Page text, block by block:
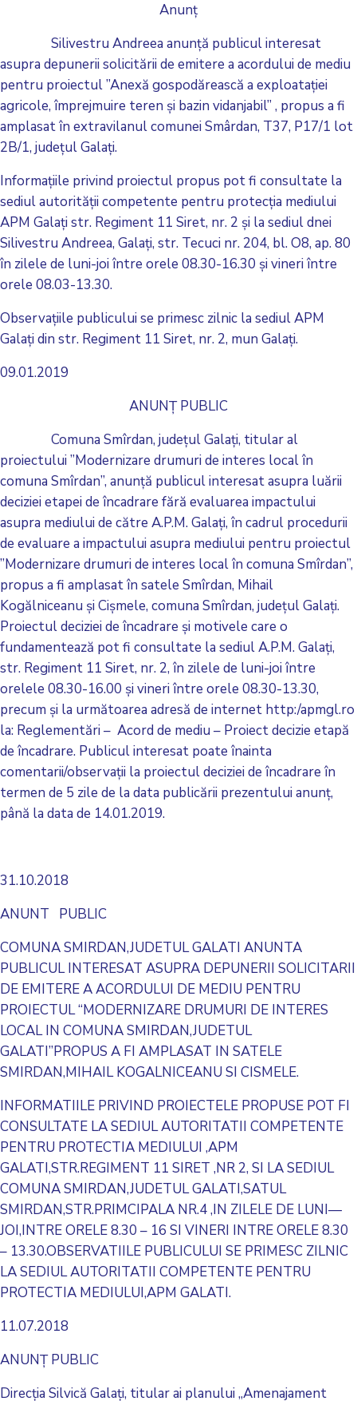
Anunț
Silivestru Andreea anunță publicul interesat
asupra depunerii solicitării de emitere a acordului de mediu
pentru proiectul ”Anexă gospodărească a exploatației
agricole, împrejmuire teren și bazin vidanjabil” , propus a fi
amplasat în extravilanul comunei Smârdan, T37, P17/1 lot
2B/1, județul Galați.
Informațiile privind proiectul propus pot fi consultate la
sediul autorității competente pentru protecția mediului
APM Galați str. Regiment 11 Siret, nr. 2 și la sediul dnei
Silivestru Andreea, Galați, str. Tecuci nr. 204, bl. O8, ap. 80
în zilele de luni-joi între orele 08.30-16.30 și vineri între
orele 08.03-13.30.
Observațiile publicului se primesc zilnic la sediul APM
Galați din str. Regiment 11 Siret, nr. 2, mun Galați.
09.01.2019
ANUNȚ PUBLIC
Comuna Smîrdan, județul Galați, titular al
proiectului ”Modernizare drumuri de interes local în
comuna Smîrdan”, anunță publicul interesat asupra luării
deciziei etapei de încadrare fără evaluarea impactului
asupra mediului de către A.P.M. Galați, în cadrul procedurii
de evaluare a impactului asupra mediului pentru proiectul
”Modernizare drumuri de interes local în comuna Smîrdan”,
propus a fi amplasat în satele Smîrdan, Mihail
Kogălniceanu și Cișmele, comuna Smîrdan, județul Galați.
Proiectul deciziei de încadrare și motivele care o
fundamentează pot fi consultate la sediul A.P.M. Galați,
str. Regiment 11 Siret, nr. 2, în zilele de luni-joi între
orelele 08.30-16.00 și vineri între orele 08.30-13.30,
precum și la următoarea adresă de internet http:/apmgl.ro
la: Reglementări – Acord de mediu – Proiect decizie etapă
de încadrare. Publicul interesat poate înainta
comentarii/observații la proiectul deciziei de încadrare în
termen de 5 zile de la data publicării prezentului anunț,
până la data de 14.01.2019.
31.10.2018
ANUNT PUBLIC
COMUNA SMIRDAN,JUDETUL GALATI ANUNTA
PUBLICUL INTERESAT ASUPRA DEPUNERII SOLICITARII
DE EMITERE A ACORDULUI DE MEDIU PENTRU
PROIECTUL “MODERNIZARE DRUMURI DE INTERES
LOCAL IN COMUNA SMIRDAN,JUDETUL
GALATI”PROPUS A FI AMPLASAT IN SATELE
SMIRDAN,MIHAIL KOGALNICEANU SI CISMELE.
INFORMATIILE PRIVIND PROIECTELE PROPUSE POT FI
CONSULTATE LA SEDIUL AUTORITATII COMPETENTE
PENTRU PROTECTIA MEDIULUI ,APM
GALATI,STR.REGIMENT 11 SIRET ,NR 2, SI LA SEDIUL
COMUNA SMIRDAN,JUDETUL GALATI,SATUL
SMIRDAN,STR.PRIMCIPALA NR.4 ,IN ZILELE DE LUNI—
JOI,INTRE ORELE 8.30 – 16 SI VINERI INTRE ORELE 8.30
– 13.30.OBSERVATIILE PUBLICULUI SE PRIMESC ZILNIC
LA SEDIUL AUTORITATII COMPETENTE PENTRU
PROTECTIA MEDIULUI,APM GALATI.
11.07.2018
ANUNȚ PUBLIC
Direcţia Silvică Galaţi, titular ai planului „Amenajament